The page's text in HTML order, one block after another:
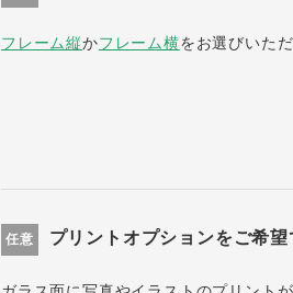
フレーム縦かフレーム横をお選びいただ
任意 プリントオプションをご希望